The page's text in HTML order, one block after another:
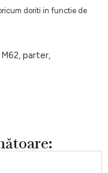
doriti in functie de
parter,